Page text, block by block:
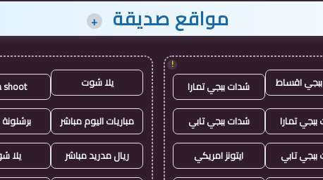
مواقع صديقة +
!
اقساط شدات ببجي تمارا
تمارا شدات ببجي تابي
تابي ايتونز امريكي
يلا شوت shoot
مباريات اليوم مباشر
ريال مدريد مباشر يلا